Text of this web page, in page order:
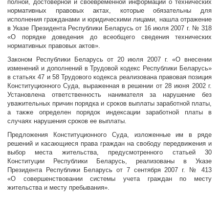
полной, достоверной и своевременной информации о технических
нормативных правовых актах, которые обязательны для
исполнения гражданами и юридическими лицами, нашла отражение
в Указе Президента Республики Беларусь от 16 июля 2007 г. № 318
«О порядке доведения до всеобщего сведения технических
нормативных правовых актов».
Законом Республики Беларусь от 20 июля 2007 г. «О внесении
изменений и дополнений в Трудовой кодекс Республики Беларусь»
в статьях 47 и 58 Трудового кодекса реализована правовая позиция
Конституционного Суда, выраженная в решении от 28 июня 2002 г.
Установлена ответственность нанимателя за нарушение без
уважительных причин порядка и сроков выплаты заработной платы,
а также определен порядок индексации заработной платы в
случаях нарушения сроков ее выплаты.
Предложения Конституционного Суда, изложенные им в ряде
решений и касающиеся права граждан на свободу передвижения и
выбор места жительства, предусмотренного статьей 30
Конституции Республики Беларусь, реализованы в Указе
Президента Республики Беларусь от 7 сентября 2007 г. № 413
«О совершенствовании системы учета граждан по месту
жительства и месту пребывания».